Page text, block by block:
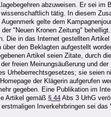
abzuweisen. Er sei
tätig. In diesem
gelte dem
"Neuen Kronen Zeitung"
Die in das Internet gestellten
über den Beklagten aufgestellt
Artikel seien Zitate, durch
freien Meinungsäußerung und
Urheberrechtsgesetzes; sie seien
der Klägerin aufgerufen
gegeben. Eine Publikation im
Artikel gemäß § 44 Abs 3 UrhG
Inverkehrbringen sei das